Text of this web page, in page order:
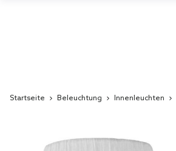
Startseite Beleuchtung Innenleuchten